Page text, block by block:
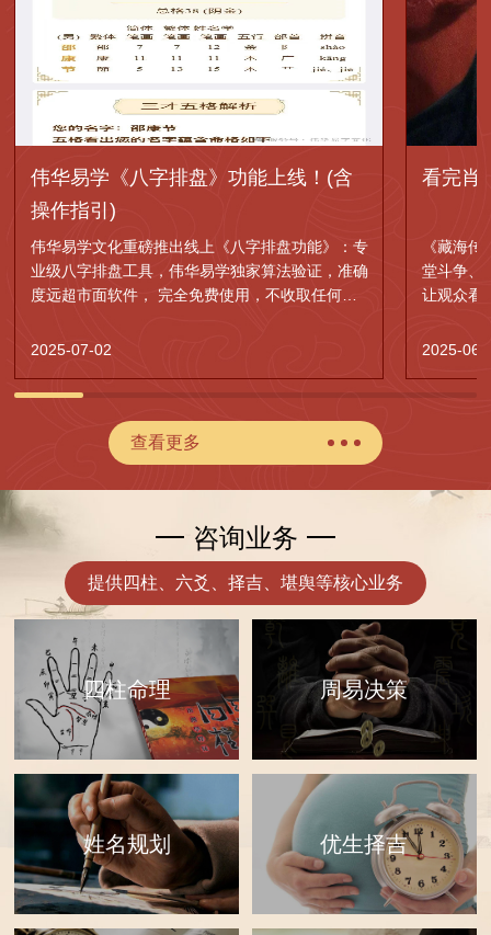
伟华易学《八字排盘》功能上线！(含
操作指引)
伟华易学文化重磅推出线上《八字排盘功能》：专
业级八字排盘工具，伟华易学独家算法验证，准确
度远超市面软件， 完全免费使用，不收取任何费
2025-07-02
看完肖
《藏海
堂斗争、
让观众看
2025-06-
查看更多
咨询业务
提供四柱、六爻、择吉、堪舆等核心业务
四柱命理 周易决策
姓名规划 优生择吉